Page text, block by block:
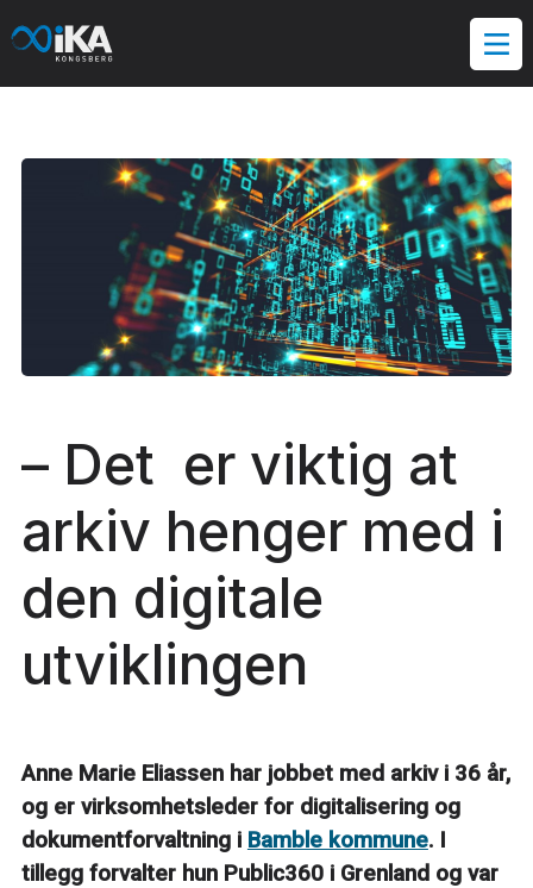
Hopp
til
– Det er viktig at
arkiv henger med i
den digitale
utviklingen
Anne Marie Eliassen har jobbet med arkiv i 36 år,
og er virksomhetsleder for digitalisering og
dokumentforvaltning i Bamble kommune. I
tillegg forvalter hun Public360 i Grenland og var